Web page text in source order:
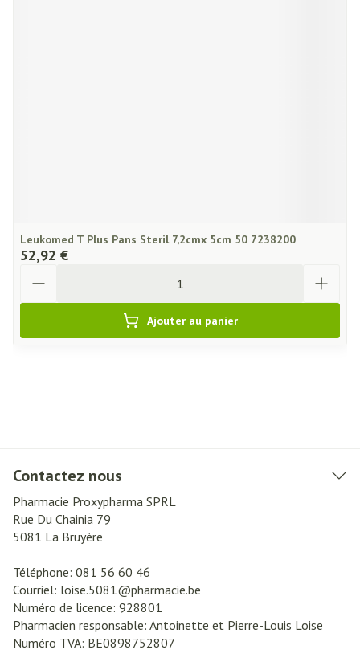
Leukomed T Plus Pans Steril 7,2cmx 5cm 50 7238200
52,92 €
Ajouter au panier
Contactez nous
Pharmacie Proxypharma SPRL
Rue Du Chainia 79
5081 La Bruyère
Téléphone: 081 56 60 46
Courriel: loise.5081@pharmacie.be
Numéro de licence: 928801
Pharmacien responsable: Antoinette et Pierre-Louis Loise
Numéro TVA: BE0898752807